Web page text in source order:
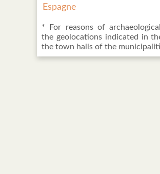
Espagne
* For reasons of
the geolocations indicated in
the town halls of the